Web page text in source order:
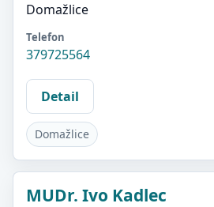
Domažlice
Telefon
379725564
Detail
Domažlice
MUDr. Ivo Kadlec